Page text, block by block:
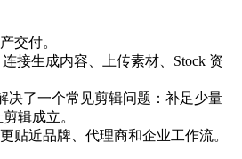
交付。
连接生成内容、上传素材、Stock 资
决了一个常见剪辑问题：补足少量
辑成立。
贴近品牌、代理商和企业工作流。